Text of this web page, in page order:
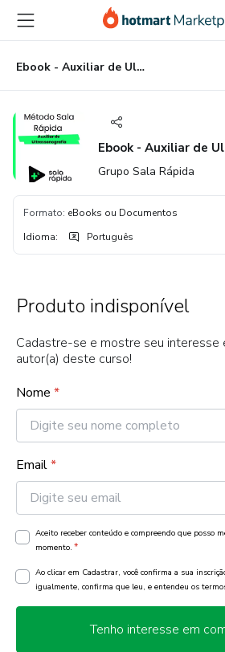
para
conteúdo
principal
para
pagamento
para
rodapé
Ebook - Auxiliar de Ultrassonografia
Ebook - Auxiliar de
Grupo Sala Rápida
Formato: eBooks ou Documentos
Idioma: Português
Produto indisponível
Cadastre-se e mostre seu interesse
autor(a) deste curso!
Nome *
Email*
Aceito receber conteúdo e compreendo que posso
momento. *
Ao clicar em Cadastrar, você confirma a sua
igualmente, confirma que leu, e entendeu os
Tenho interesse em